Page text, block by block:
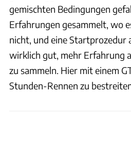
gemischten Bedingungen
Erfahrungen gesammelt, wo
nicht, und eine Startprozedur
wirklich gut, mehr Erfahrung
zu sammeln. Hier mit einem
Stunden-Rennen zu